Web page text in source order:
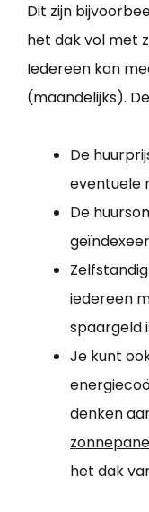
Dit zijn
het dak vol met
Iedereen kan
(maandelijks).
De
eventuele
De
iedereen
spaargeld
Je kunt
denken
het dak